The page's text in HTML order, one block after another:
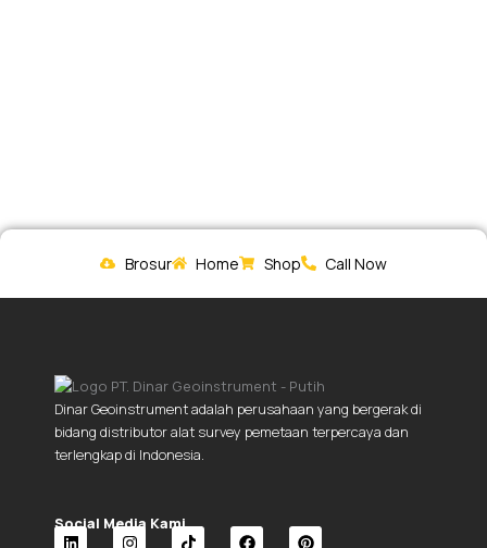
Brosur Home Shop Call Now
Dinar Geoinstrument adalah perusahaan yang bergerak di
bidang distributor alat survey pemetaan terpercaya dan
terlengkap di Indonesia.
Social Media Kami.